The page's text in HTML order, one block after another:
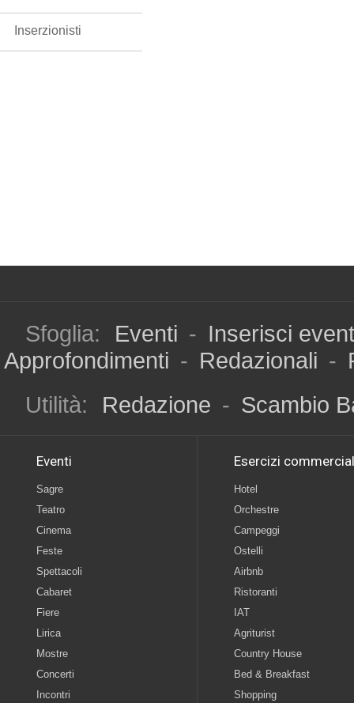
Inserzionisti
Sfoglia: Eventi - Inserisci
Approfondimenti - Redazionali -
Utilità:
Redazione - Scambio
Eventi
Sagre
Teatro
Cinema
Feste
Spettacoli
Cabaret
Fiere
Lirica
Mostre
Concerti
Incontri
Esercizi
Hotel
Orchestre
Campeggi
Ostelli
Airbnb
Ristoranti
IAT
Agriturist
Country House
Bed & Breakfast
Shopping